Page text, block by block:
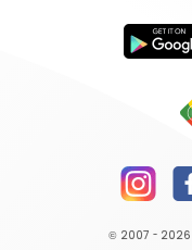
© 2007 - 2026